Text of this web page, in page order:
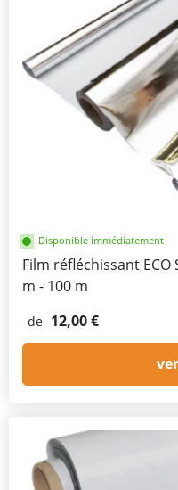
Disponible immédiatement
Film réfléchissant
m - 100 m
de 12,00 €